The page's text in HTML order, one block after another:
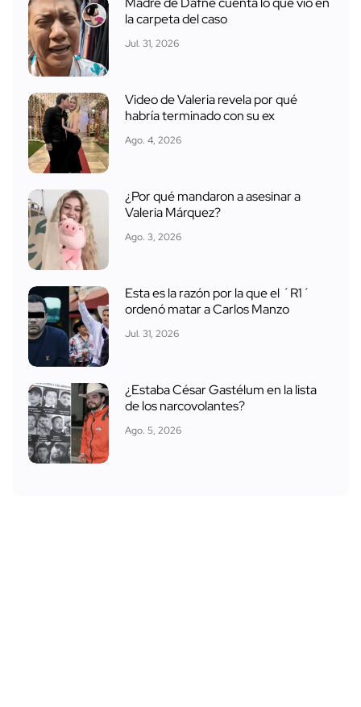
la carpeta del caso
Jul. 31, 2026
Video de Valeria revela por qué
habría terminado con su ex
Ago. 4, 2026
¿Por qué mandaron a asesinar a
Valeria Márquez?
Ago. 3, 2026
Esta es la razón por la que el ´R1´
ordenó matar a Carlos Manzo
Jul. 31, 2026
¿Estaba César Gastélum en la lista
de los narcovolantes?
Ago. 5, 2026